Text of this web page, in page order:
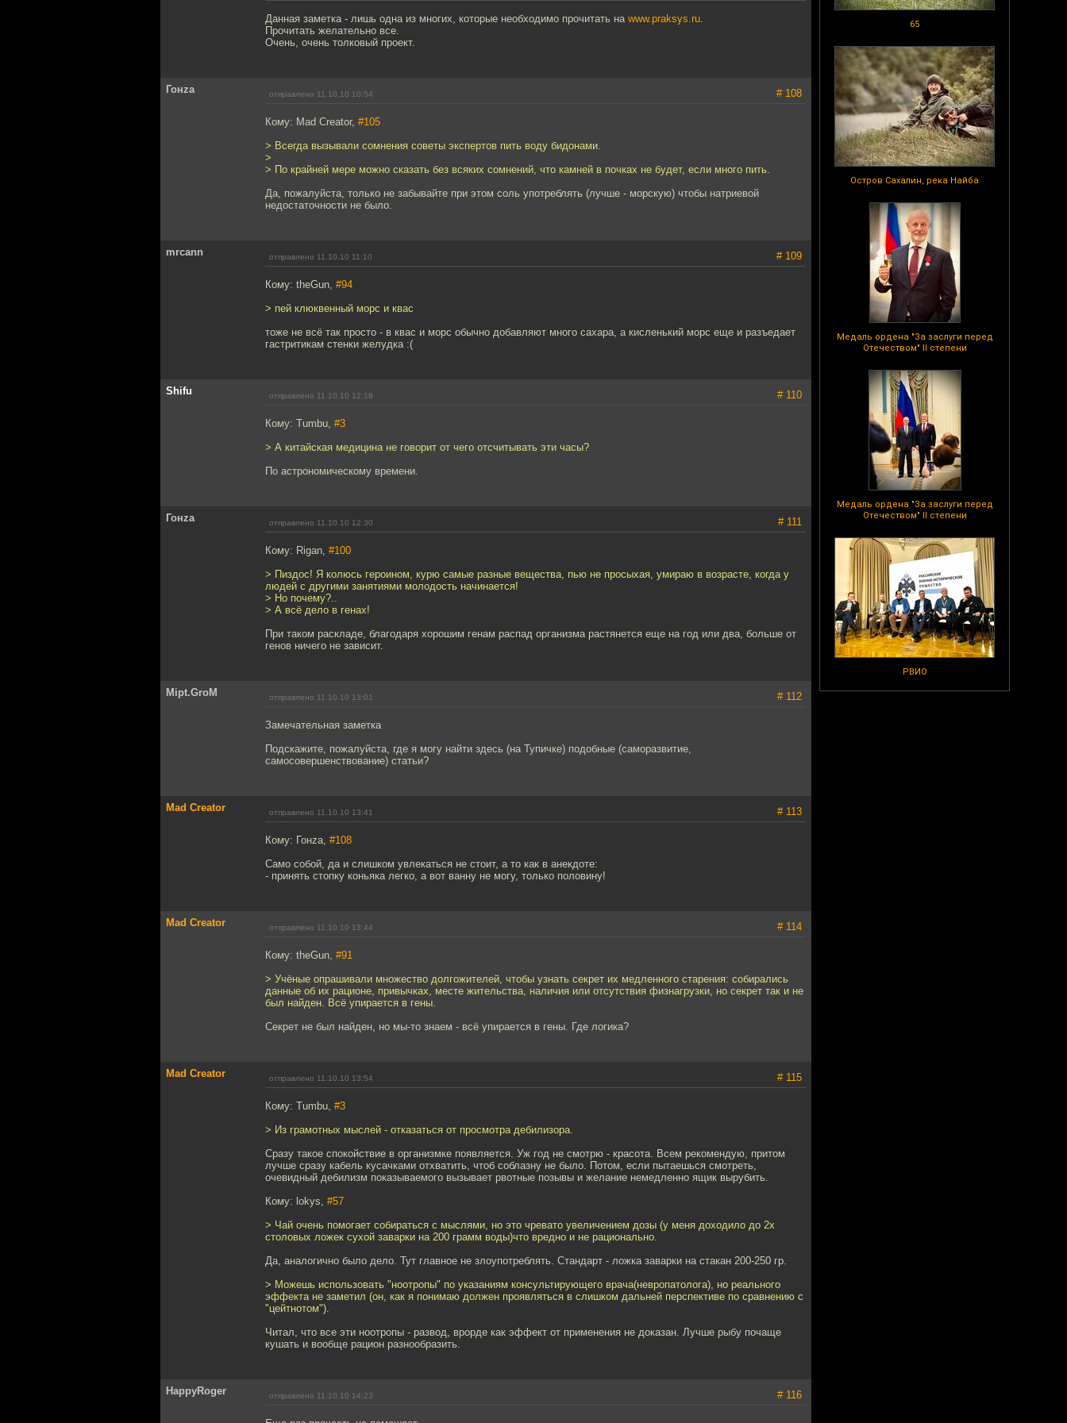
65
Остров Сахалин, река Найба
Медаль ордена "За заслуги перед
Отечеством" II степени
Медаль ордена "За заслуги перед
Отечеством" II степени
РВИО
Данная заметка - лишь одна из многих, которые необходимо прочитать на www.praksys.ru.
Прочитать желательно все.
Очень, очень толковый проект.
Гонzа отправлено 11.10.10 10:54 # 108
Кому: Mad Creator, #105
> Всегда вызывали сомнения советы экспертов пить воду бидонами.
>
> По крайней мере можно сказать без всяких сомнений, что камней в почках не будет, если много пить.
Да, пожалуйста, только не забывайте при этом соль употреблять (лучше - морскую) чтобы натриевой
недостаточности не было.
mrcann отправлено 11.10.10 11:10 # 109
Кому: theGun, #94
> пей клюквенный морс и квас
тоже не всё так просто - в квас и морс обычно добавляют много сахара, а кисленький морс еще и разъедает
гастритикам стенки желудка :(
Shifu отправлено 11.10.10 12:18 # 110
Кому: Tumbu, #3
> А китайская медицина не говорит от чего отсчитывать эти часы?
По астрономическому времени.
Гонzа отправлено 11.10.10 12:30 # 111
Кому: Rigan, #100
> Пиздос! Я колюсь героином, курю самые разные вещества, пью не просыхая, умираю в возрасте, когда у
людей с другими занятиями молодость начинается!
> Но почему?..
> А всё дело в генах!
При таком раскладе, благодаря хорошим генам распад организма растянется еще на год или два, больше от
генов ничего не зависит.
Mipt.GroM отправлено 11.10.10 13:01 # 112
Замечательная заметка
Подскажите, пожалуйста, где я могу найти здесь (на Тупичке) подобные (саморазвитие,
самосовершенствование) статьи?
Mad Creator отправлено 11.10.10 13:41 # 113
Кому: Гонzа, #108
Само собой, да и слишком увлекаться не стоит, а то как в анекдоте:
- принять стопку коньяка легко, а вот ванну не могу, только половину!
Mad Creator отправлено 11.10.10 13:44 # 114
Кому: theGun, #91
> Учёные опрашивали множество долгожителей, чтобы узнать секрет их медленного старения: собирались
данные об их рационе, привычках, месте жительства, наличия или отсутствия физнагрузки, но секрет так и не
был найден. Всё упирается в гены.
Секрет не был найден, но мы-то знаем - всё упирается в гены. Где логика?
Mad Creator отправлено 11.10.10 13:54 # 115
Кому: Tumbu, #3
> Из грамотных мыслей - отказаться от просмотра дебилизора.
Сразу такое спокойствие в организмке появляется. Уж год не смотрю - красота. Всем рекомендую, притом
лучше сразу кабель кусачками отхватить, чтоб соблазну не было. Потом, если пытаешься смотреть,
очевидный дебилизм показываемого вызывает рвотные позывы и желание немедленно ящик вырубить.
Кому: lokys, #57
> Чай очень помогает собираться с мыслями, но это чревато увеличением дозы (у меня доходило до 2х
столовых ложек сухой заварки на 200 грамм воды)что вредно и не рационально.
Да, аналогично было дело. Тут главное не злоупотреблять. Стандарт - ложка заварки на стакан 200-250 гр.
> Можешь использовать "ноотропы" по указаниям консультирующего врача(невропатолога), но реального
эффекта не заметил (он, как я понимаю должен проявляться в слишком дальней перспективе по сравнению с
"цейтнотом").
Читал, что все эти ноотропы - развод, врорде как эффект от применения не доказан. Лучше рыбу почаще
кушать и вообще рацион разнообразить.
HappyRoger отправлено 11.10.10 14:23 # 116